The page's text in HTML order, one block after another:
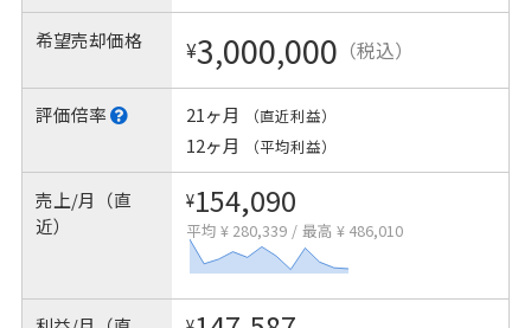
希望売却価格 ¥3,000,000 （税込）
評価倍率 21ヶ月 （直近利益）
12ヶ月 （平均利益）
売上/月（直
近）
¥154,090
平均 ¥ 280,339 / 最高 ¥ 486,010